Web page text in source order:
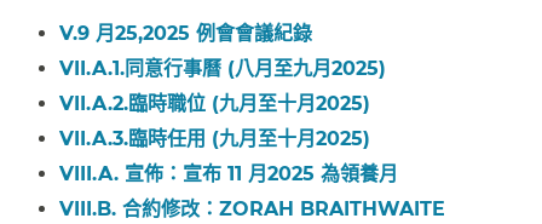
V.9 月25,2025 例會會議紀錄​​
VII.A.1.同意行事曆 (八月至九月2025)​​
VII.A.2.臨時職位 (九月至十月2025)​​
VII.A.3.臨時任用 (九月至十月2025)​​
VIII.A. 宣佈：宣布 11 月2025 為領養月​​
VIII.B. 合約修改： ZORAH BRAITHWAITE